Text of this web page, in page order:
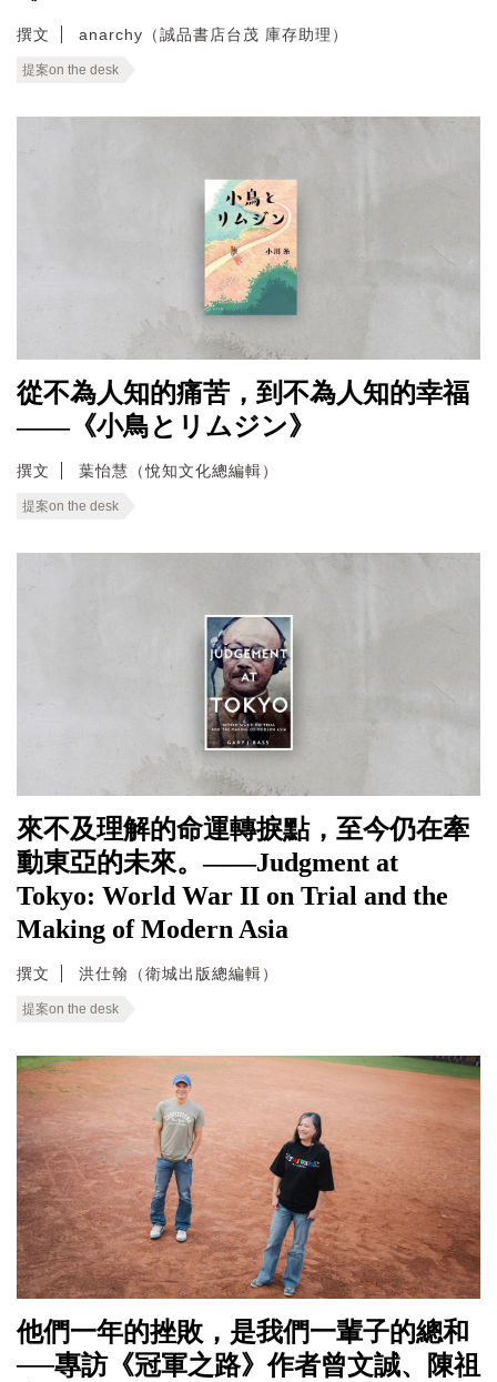
撰文 anarchy（誠品書店台茂 庫存助理）
提案on the desk
從不為人知的痛苦，到不為人知的幸福
——《小鳥とリムジン》
撰文 葉怡慧（悅知文化總編輯）
提案on the desk
來不及理解的命運轉捩點，至今仍在牽
動東亞的未來。——Judgment at
Tokyo: World War II on Trial and the
Making of Modern Asia
撰文 洪仕翰（衛城出版總編輯）
提案on the desk
他們一年的挫敗，是我們一輩子的總和
──專訪《冠軍之路》作者曾文誠、陳祖